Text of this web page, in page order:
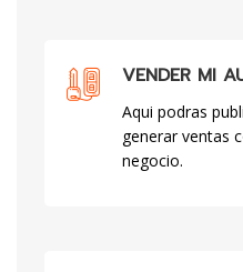
VENDER MI
Aqui podras
generar ventas
negocio.